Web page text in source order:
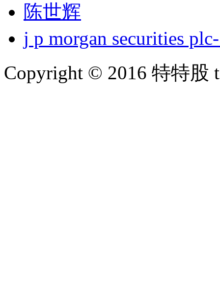
陈世辉
j p morgan securities
Copyright © 2016 特特股